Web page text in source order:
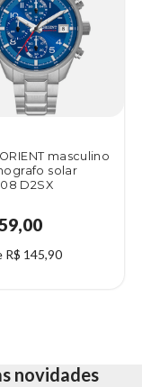
masculino
solar
D2SX
R$ 145,90
novidades